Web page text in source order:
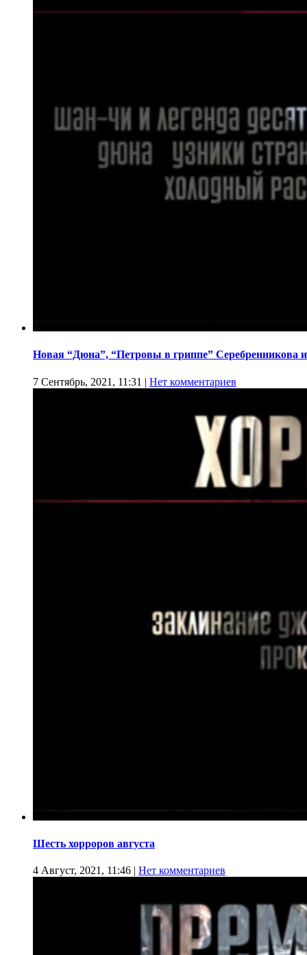
Новая “Дюна”, “Петровы в гриппе” Серебренникова
7 Сентябрь, 2021, 11:31 | Нет комментариев
Шесть хорроров августа
4 Август, 2021, 11:46 | Нет комментариев